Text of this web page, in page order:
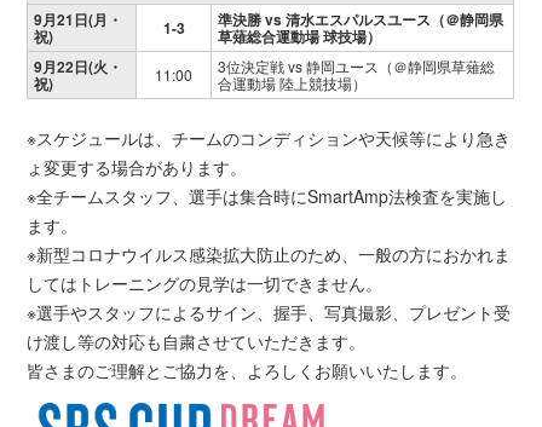
9月21日(月・
祝) 1-3 準決勝 vs 清水エスパルスユース（＠静岡県
草薙総合運動場 球技場）
9月22日(火・
祝) 11:00
3位決定戦 vs 静岡ユース（＠静岡県草薙総
合運動場 陸上競技場）
※スケジュールは、チームのコンディションや天候等により急き
ょ変更する場合があります。
※全チームスタッフ、選手は集合時にSmartAmp法検査を実施し
ます。
※新型コロナウイルス感染拡大防止のため、一般の方におかれま
してはトレーニングの見学は一切できません。
※選手やスタッフによるサイン、握手、写真撮影、プレゼント受
け渡し等の対応も自粛させていただきます。
皆さまのご理解とご協力を、よろしくお願いいたします。